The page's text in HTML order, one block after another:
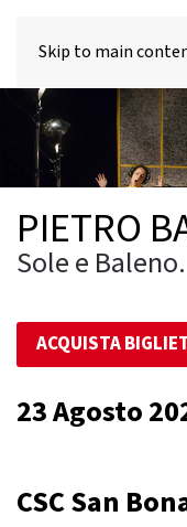
Skip to main
PIETRO
Sole e
ACQUISTA
23 Agosto
CSC San